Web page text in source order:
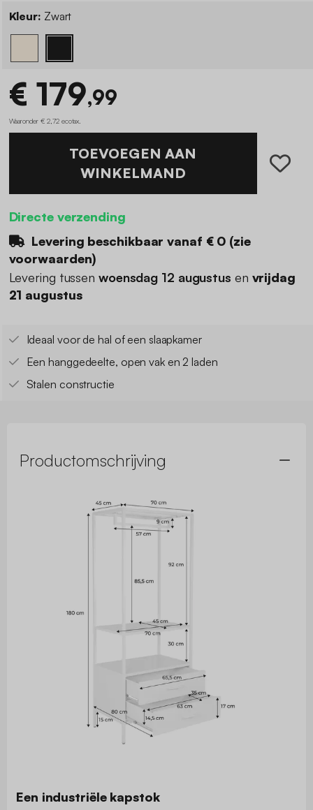
Kleur: Zwart
€ 179,99
Waaronder € 2,72 ecotax
TOEVOEGEN AAN
WINKELMAND
Directe verzending
Levering beschikbaar vanaf € 0 (zie
voorwaarden)
Levering tussen woensdag 12 augustus en vrijdag
21 augustus
Ideaal voor de hal of een slaapkamer
Een hanggedeelte, open vak en 2 laden
Stalen constructie
Productomschrijving
Een industriële kapstok